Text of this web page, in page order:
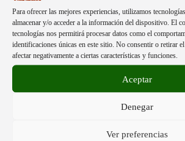
Para ofrecer las mejores experiencias, utilizamos
almacenar y/o acceder a la información del dispositivo. El
tecnologías nos permitirá procesar datos como el
identificaciones únicas en este sitio. No consentir o retirar
afectar negativamente a ciertas características y funciones.
Aceptar
Denegar
Ver preferencias
DasGesetz Nr. 3131über die ärztliche
zudem die Pflicht des Staates:
Dafür zu sorgen, dass Betriebsmittel,
und medizinische Verfahren die
Biosicherheit und Kontrolle erfüllen und
Bewertungs-, Kontroll- und